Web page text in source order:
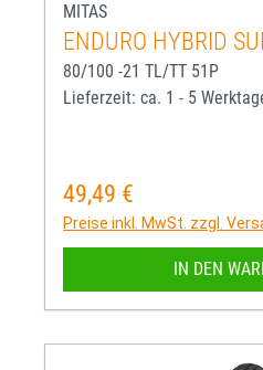
MITAS
ENDURO HYBRID
80/100 -21 TL/TT 51P
Lieferzeit: ca. 1 - 5
Regulärer Preis:
49,49 €
Preise inkl. MwSt. zzgl.
IN DEN